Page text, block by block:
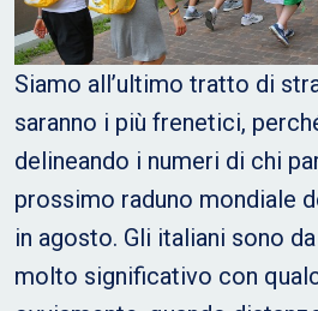
Siamo all’ultimo tratto di
saranno i più frenetici,
delineando i numeri di chi
prossimo raduno mondiale
in agosto. Gli italiani sono
molto significativo con